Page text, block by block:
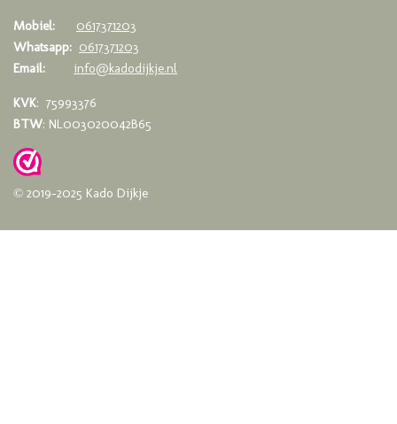
Mobiel:
0617371203
Whatsapp: 0617371203
Email:
info@kadodijkje.nl
KVK: 75993376
BTW: NL003020042B65
© 2019-2025 Kado Dijkje